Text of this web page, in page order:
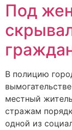
Под
В полицию
местный
стражам
одной из